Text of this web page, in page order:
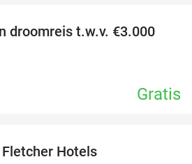
droomreis t.w.v. €3.000
Gratis
Hotels